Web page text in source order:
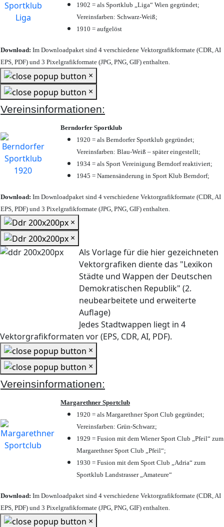
1902 = als Sportklub „Liga“ Wien gegründet;
Vereinsfarben: Schwarz-Weiß;
1910 = aufgelöst
Download: Im Downloadpaket sind 4 verschiedene Vektorgrafikformate (CDR, AI
EPS, PDF) und 3 Pixelgrafikformate (JPG, PNG, GIF) enthalten.
×
×
Vereinsinformationen:
Berndorfer Sportklub
1920 = als Berndorfer Sportklub gegründet;
Vereinsfarben: Blau-Weiß – später eingestellt;
1934 = als Sport Vereinigung Berndorf reaktiviert;
1945 = Namensänderung in Sport Klub Berndorf;
Download: Im Downloadpaket sind 4 verschiedene Vektorgrafikformate (CDR, AI
EPS, PDF) und 3 Pixelgrafikformate (JPG, PNG, GIF) enthalten.
×
×
Als Vorlage für die hier gezeichneten
Vektorgrafiken diente das "Lexikon
Städte und Wappen der Deutschen
Demokratischen Republik" (2.
neubearbeitete und erweiterte
Auflage)
Jedes Stadtwappen liegt in 4
Vektorgrafikformaten vor (EPS, CDR, AI, PDF).
×
×
Vereinsinformationen:
Margarethner Sportclub
1920 = als Margarethner Sport Club gegründet;
Vereinsfarben: Grün-Schwarz;
1929 = Fusion mit dem Wiener Sport Club „Pfeil“ zum
Margarethner Sport Club „Pfeil“;
1930 = Fusion mit dem Sport Club „Adria“ zum
Sportklub Landstrasser „Amateure“
Download: Im Downloadpaket sind 4 verschiedene Vektorgrafikformate (CDR, AI
EPS, PDF) und 3 Pixelgrafikformate (JPG, PNG, GIF) enthalten.
×